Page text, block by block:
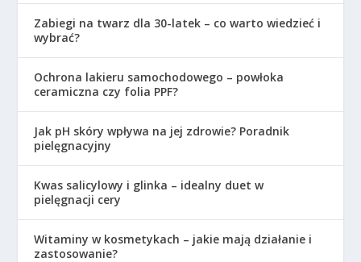
Zabiegi na twarz dla 30-latek – co warto wiedzieć i
wybrać?
Ochrona lakieru samochodowego – powłoka
ceramiczna czy folia PPF?
Jak pH skóry wpływa na jej zdrowie? Poradnik
pielęgnacyjny
Kwas salicylowy i glinka – idealny duet w
pielęgnacji cery
Witaminy w kosmetykach – jakie mają działanie i
zastosowanie?